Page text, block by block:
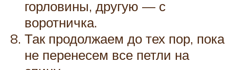
горловины, другую — с
воротничка.
Так продолжаем до тех пор, пока
не перенесем все петли на